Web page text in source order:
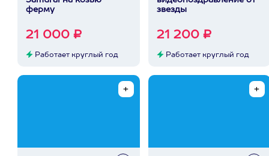
ферму
21 000 ₽
Работает круглый год
звезды
21 200 ₽
Работает круглый год